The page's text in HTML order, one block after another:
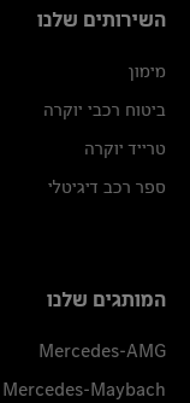
השירותים שלנו
מימון
ביטוח רכבי יוקרה
טרייד יוקרה
ספר רכב דיגיטלי
המותגים שלנו
Mercedes-AMG
Mercedes-Maybach